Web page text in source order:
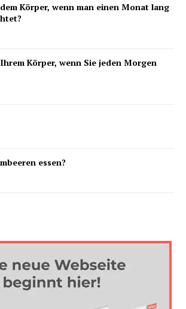
Körper, wenn man einen Monat lang
Körper, wenn Sie jeden Morgen
essen?